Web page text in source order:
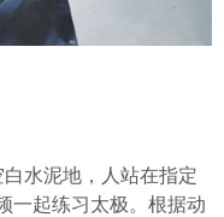
水泥地，人站在指定
一起练习太极。根据动